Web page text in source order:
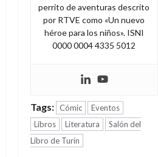
perrito de aventuras descrito
por RTVE como «Un nuevo
héroe para los niños». ISNI
0000 0004 4335 5012
Tags: Cómic
Eventos
Libros
Literatura
Salón del
Libro de Turín